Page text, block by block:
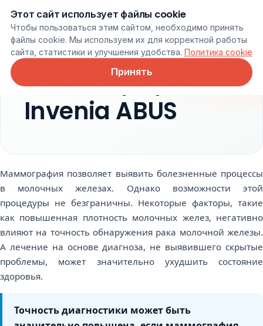
Онлайн запись
Маммография
Invenia ABUS
Маммография позволяет выявить болезненные процессы
в молочных железах. Однако возможности этой
процедуры не безграничны. Некоторые факторы, такие
как повышенная плотность молочных желез, негативно
влияют на точность обнаружения рака молочной железы.
А лечение на основе диагноза, не выявившего скрытые
проблемы, может значительно ухудшить состояние
здоровья.
Точность диагностики может быть
Этот сайт использует файлы cookie
Чтобы пользоваться этим сайтом, необходимо принять
файлы cookie. Мы используем их для корректной работы
сайта, статистики и улучшения удобства. Политика cookie
Принять